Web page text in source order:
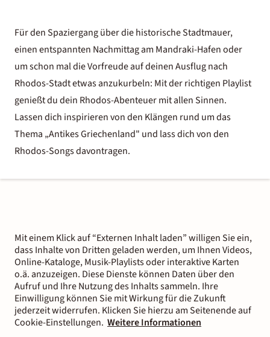
Für den Spaziergang über die historische Stadtmauer,
einen entspannten Nachmittag am Mandraki-Hafen oder
um schon mal die Vorfreude auf deinen Ausflug nach
Rhodos-Stadt etwas anzukurbeln: Mit der richtigen Playlist
genießt du dein Rhodos-Abenteuer mit allen Sinnen.
Lassen dich inspirieren von den Klängen rund um das
Thema „Antikes Griechenland" und lass dich von den
Rhodos-Songs davontragen.
Mit einem Klick auf “Externen Inhalt laden” willigen Sie ein,
dass Inhalte von Dritten geladen werden, um Ihnen Videos,
Online-Kataloge, Musik-Playlists oder interaktive Karten
o.ä. anzuzeigen. Diese Dienste können Daten über den
Aufruf und Ihre Nutzung des Inhalts sammeln. Ihre
Einwilligung können Sie mit Wirkung für die Zukunft
jederzeit widerrufen. Klicken Sie hierzu am Seitenende auf
Cookie-Einstellungen. Weitere Informationen